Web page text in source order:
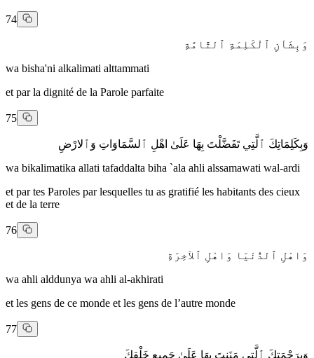
74
وَبِشَاْنِ ٱلْكَلِمَةِ ٱلتَّامَّةِ
wa bisha'ni alkalimati alttammati
et par la dignité de la Parole parfaite
75
وَبِكَلِمَاتِكَ ٱلَّتِي تَفَضَّلْتَ بِهَا عَلَىٰ اهْلِ ٱلسَّمَاوَاتِ وَٱلارْضِ
wa bikalimatika allati tafaddalta biha `ala ahli alssamawati wal-ardi
et par tes Paroles par lesquelles tu as gratifié les habitants des cieux
et de la terre
76
وَاهْلِ ٱلدُّنْيَا وَاهْلِ ٱلآخِرَةِ
wa ahli alddunya wa ahli al-akhirati
et les gens de ce monde et les gens de l’autre monde
77
وَبِرَحْمَتِكَ ٱلَّتِي مَنَنتَ بِهَا عَلَىٰ جَمِيعِ خَلْقِكَ